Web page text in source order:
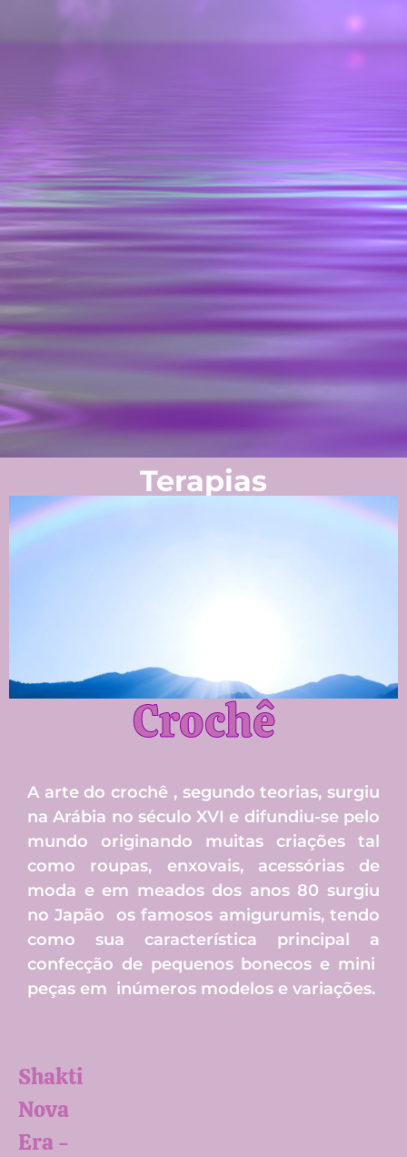
Terapias
Crochê
A arte do crochê , segundo teorias, surgiu
na Arábia no século XVI e difundiu-se pelo
mundo originando muitas criações tal
como roupas, enxovais, acessórias de
moda e em meados dos anos 80 surgiu
no Japão os famosos amigurumis, tendo
como sua característica principal a
confecção de pequenos bonecos e mini
peças em inúmeros modelos e variações.
Shakti
Nova
Era -